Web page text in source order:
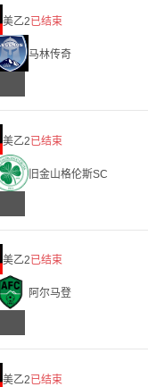
美乙2已结束
马林传奇
美乙2已结束
旧金山格伦斯SC
美乙2已结束
阿尔马登
美乙2已结束